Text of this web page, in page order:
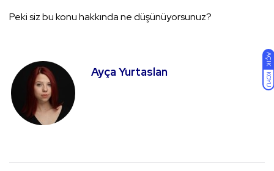
AÇIK
KOYU
Peki siz bu konu hakkında ne düşünüyorsunuz?
Ayça Yurtaslan